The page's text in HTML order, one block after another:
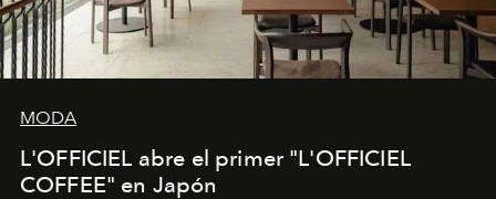
MODA
L'OFFICIEL abre el primer "L'OFFICIEL
COFFEE" en Japón